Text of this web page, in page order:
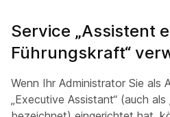
Service „Assistent
Führungskraft“
Wenn Ihr Administrator Sie als
„Executive Assistant“ (auch als